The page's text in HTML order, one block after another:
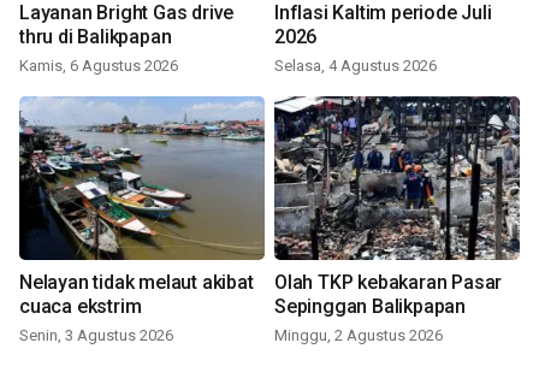
Layanan Bright Gas drive
thru di Balikpapan
Kamis, 6 Agustus 2026
Inflasi Kaltim periode Juli
2026
Selasa, 4 Agustus 2026
Nelayan tidak melaut akibat
cuaca ekstrim
Senin, 3 Agustus 2026
Olah TKP kebakaran Pasar
Sepinggan Balikpapan
Minggu, 2 Agustus 2026